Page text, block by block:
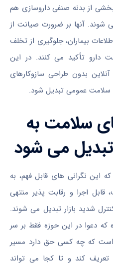
از بدنه صنفی داروسازی هم
شوند. آنها بر ضرورت صیانت از
بیماران، جلوگیری از تخلف
تأکید می کنند. در این
بدون طراحی سازوکارهای
سلامت عمومی تبدیل شود.
سلامت به
تبدیل می شود
این نگرانی های قابل فهم، به
قابل اجرا و رقابت پذیر منتهی
شدید بازار تبدیل می شوند.
دعوا در این حوزه فقط بر سر
که چه کسی حق دارد مسیر
تعریف کند و تا کجا می تواند